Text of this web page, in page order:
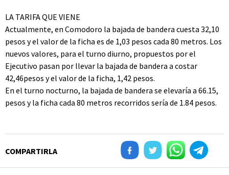
LA TARIFA QUE VIENE
Actualmente, en Comodoro la bajada de bandera cuesta 32,10
pesos y el valor de la ficha es de 1,03 pesos cada 80 metros. Los
nuevos valores, para el turno diurno, propuestos por el
Ejecutivo pasan por llevar la bajada de bandera a costar
42,46pesos y el valor de la ficha, 1,42 pesos.
En el turno nocturno, la bajada de bandera se elevaría a 66.15,
pesos y la ficha cada 80 metros recorridos sería de 1.84 pesos.
COMPARTIRLA